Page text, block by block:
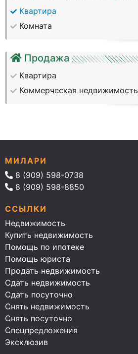
Квартира
Комната
Продажа
Квартира
Коммерческая недвижимость
МИЛАРИ
8 (909) 598-0738
8 (909) 598-8850
ССЫЛКИ
Недвижимость
Купить недвижимость
Помощь по ипотеке
Помощь юриста
Продать недвижимость
Сдать недвижимость
Сдать посуточно
Снять недвижимость
Снять посуточно
Спецпредложения
Эксклюзив